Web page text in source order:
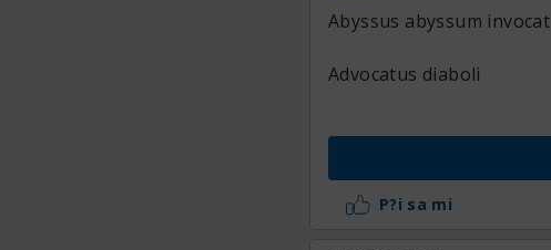
Abyssus abyssum invocat
Advocatus diaboli
P?i sa mi